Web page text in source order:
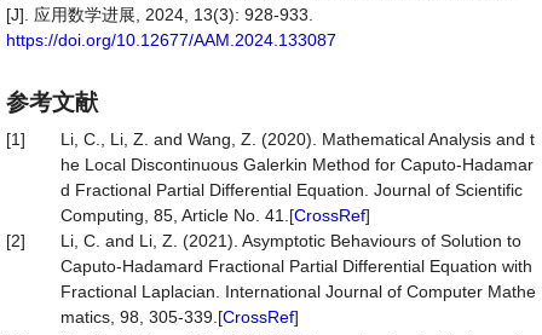
[J]. 应用数学进展, 2024, 13(3): 928-933.
https://doi.org/10.12677/AAM.2024.133087
参考文献
[1]
Li, C., Li, Z. and Wang, Z. (2020). Mathematical Analysis and t
he Local Discontinuous Galerkin Method for Caputo-Hadamar
d Fractional Partial Differential Equation. Journal of Scientific
Computing, 85, Article No. 41.[CrossRef]
[2]
Li, C. and Li, Z. (2021). Asymptotic Behaviours of Solution to
Caputo-Hadamard Fractional Partial Differential Equation with
Fractional Laplacian. International Journal of Computer Mathe
matics, 98, 305-339.[CrossRef]